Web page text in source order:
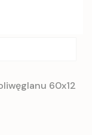
60x12